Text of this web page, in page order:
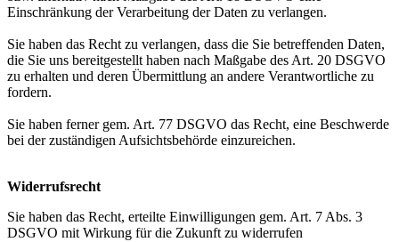
Einschränkung der Verarbeitung der Daten zu verlangen.
Sie haben das Recht zu verlangen, dass die Sie betreffenden Daten,
die Sie uns bereitgestellt haben nach Maßgabe des Art. 20 DSGVO
zu erhalten und deren Übermittlung an andere Verantwortliche zu
fordern.
Sie haben ferner gem. Art. 77 DSGVO das Recht, eine Beschwerde
bei der zuständigen Aufsichtsbehörde einzureichen.
Widerrufsrecht
Sie haben das Recht, erteilte Einwilligungen gem. Art. 7 Abs. 3
DSGVO mit Wirkung für die Zukunft zu widerrufen